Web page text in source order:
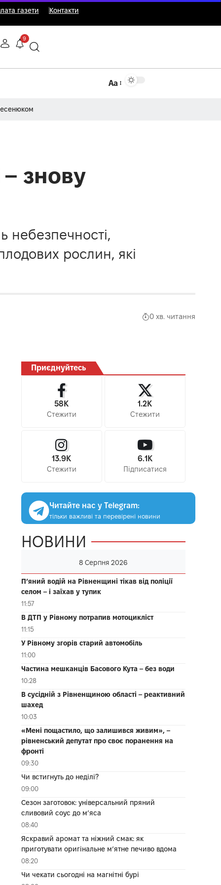
газети Контакти
9
Аа
знову
небезпечності,
рослин, які
0 хв. читання
Приєднуйтесь
58K
Стежити
1.2K
Стежити
13.9K
Стежити
6.1K
Підписатися
Читайте нас у Telegram:
тільки важливі та перевірені новини
НОВИНИ
8 Серпня 2026
П’яний водій на Рівненщині тікав від поліції
селом – і заїхав у тупик
11:57
В ДТП у Рівному потрапив мотоцикліст
11:15
У Рівному згорів старий автомобіль
11:00
Частина мешканців Басового Кута – без води
10:28
В сусідній з Рівненщиною області – реактивний
шахед
10:03
«Мені пощастило, що залишився живим», –
рівненський депутат про своє поранення на
фронті
09:30
Чи встигнуть до неділі?
09:00
Сезон заготовок: універсальний пряний
сливовий соус до мʼяса
08:40
Яскравий аромат та ніжний смак: як
приготувати оригінальне м’ятне печиво вдома
08:20
Чи чекати сьогодні на магнітні бурі